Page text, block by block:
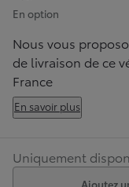
En option
Nous vous
de livraison de ce
France
En savoir plus
Uniquement
Ajoutez